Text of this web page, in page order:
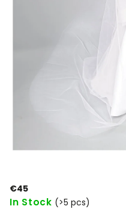
€45
In Stock (>5 pcs)